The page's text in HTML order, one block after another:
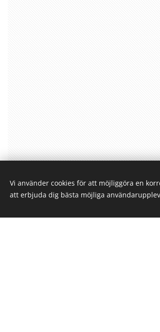
Vi använder cookies för att möjliggöra en
att erbjuda dig bästa möjliga